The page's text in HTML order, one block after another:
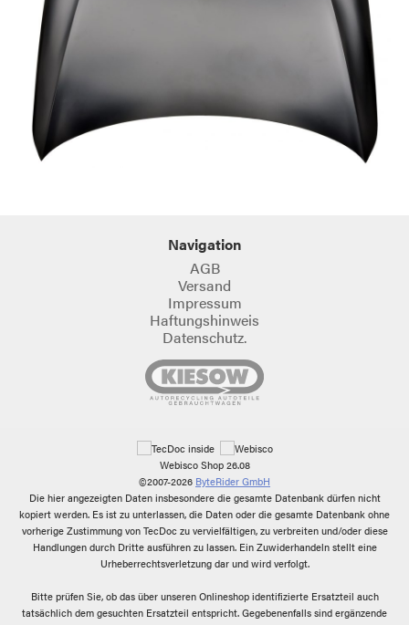
Navigation
AGB
Versand
Impressum
Haftungshinweis
Datenschutz.
Webisco Shop 26.08
©2007-2026 ByteRider GmbH
Die hier angezeigten Daten insbesondere die gesamte Datenbank dürfen nicht
kopiert werden. Es ist zu unterlassen, die Daten oder die gesamte Datenbank ohne
vorherige Zustimmung von TecDoc zu vervielfältigen, zu verbreiten und/oder diese
Handlungen durch Dritte ausführen zu lassen. Ein Zuwiderhandeln stellt eine
Urheberrechtsverletzung dar und wird verfolgt.
Bitte prüfen Sie, ob das über unseren Onlineshop identifizierte Ersatzteil auch
tatsächlich dem gesuchten Ersatzteil entspricht. Gegebenenfalls sind ergänzende